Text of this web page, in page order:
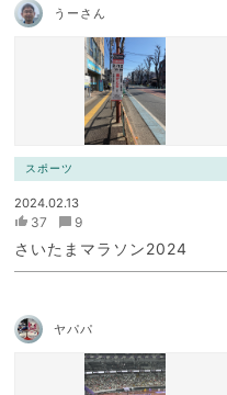
うーさん
スポーツ
2024.02.13
37 9
さいたまマラソン2024
ヤパパ